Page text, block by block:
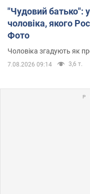
"Чудовий батько":
чоловіка, якого
Фото
Чоловіка згадують як
7.08.2026 09:14 3,6 т.